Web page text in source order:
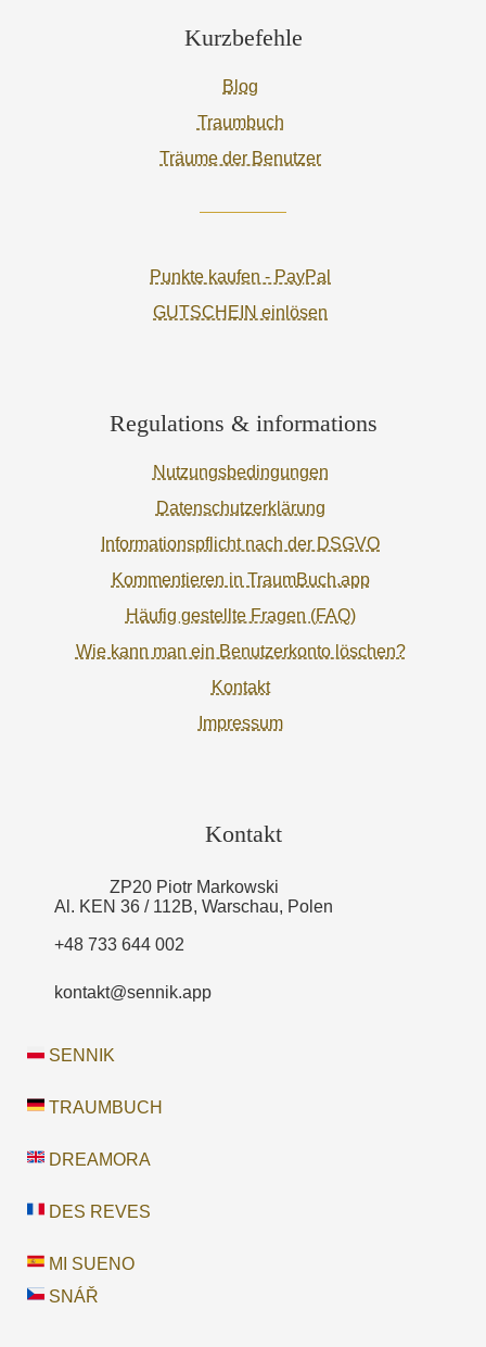
Kurzbefehle
Blog
Traumbuch
Träume der Benutzer
Punkte kaufen - PayPal
GUTSCHEIN einlösen
Regulations & informations
Nutzungsbedingungen
Datenschutzerklärung
Informationspflicht nach der DSGVO
Kommentieren in TraumBuch.app
Häufig gestellte Fragen (FAQ)
Wie kann man ein Benutzerkonto löschen?
Kontakt
Impressum
Kontakt
ZP20 Piotr Markowski
Al. KEN 36 / 112B, Warschau, Polen
+48 733 644 002
kontakt@sennik.app
SENNIK
TRAUMBUCH
DREAMORA
DES REVES
MI SUENO
SNÁŘ